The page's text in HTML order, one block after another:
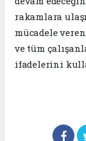
rakamlara
mücadele
ve tüm
ifadelerini